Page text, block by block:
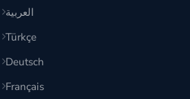
العربية
Türkçe
Deutsch
Français